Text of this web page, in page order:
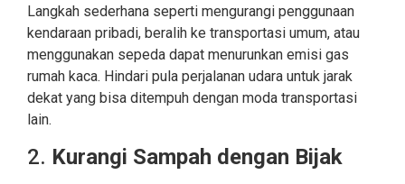
Langkah sederhana seperti mengurangi penggunaan
kendaraan pribadi, beralih ke transportasi umum, atau
menggunakan sepeda dapat menurunkan emisi gas
rumah kaca. Hindari pula perjalanan udara untuk jarak
dekat yang bisa ditempuh dengan moda transportasi
lain.
2. Kurangi Sampah dengan Bijak